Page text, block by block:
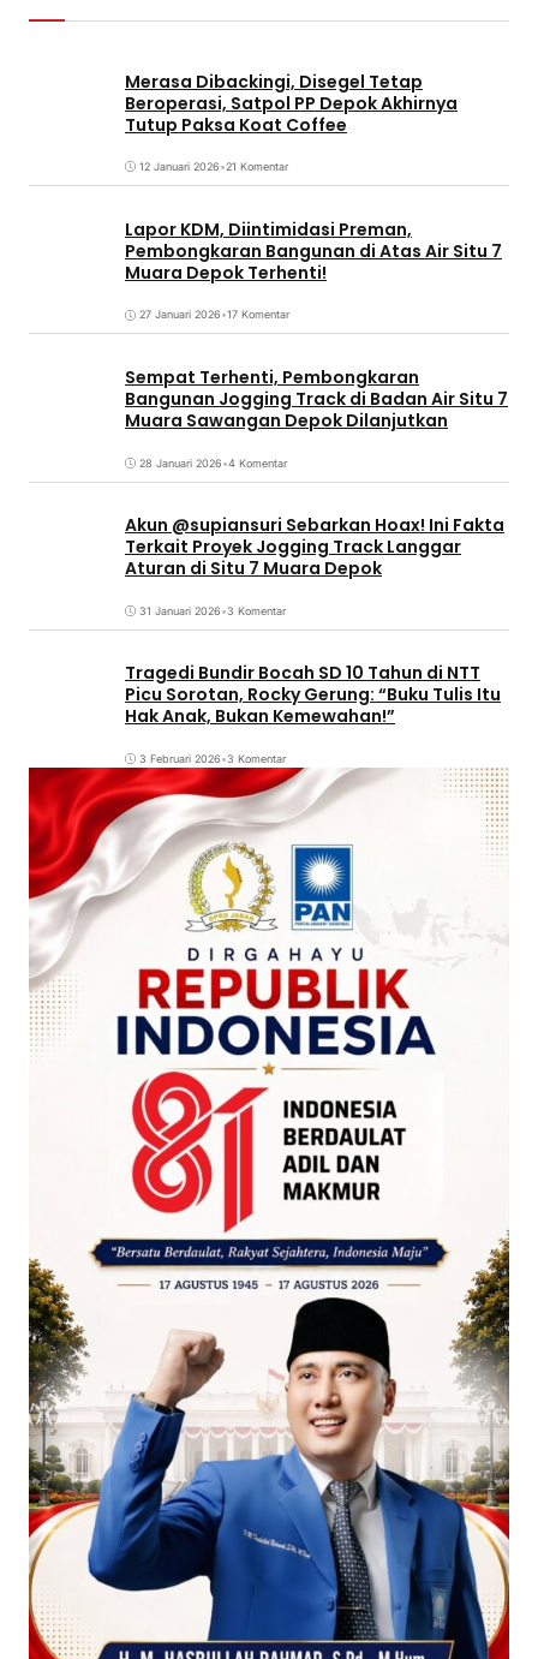
Merasa Dibackingi, Disegel Tetap
Beroperasi, Satpol PP Depok Akhirnya
Tutup Paksa Koat Coffee
12 Januari 2026•21 Komentar
Lapor KDM, Diintimidasi Preman,
Pembongkaran Bangunan di Atas Air Situ 7
Muara Depok Terhenti!
27 Januari 2026•17 Komentar
Sempat Terhenti, Pembongkaran
Bangunan Jogging Track di Badan Air Situ 7
Muara Sawangan Depok Dilanjutkan
28 Januari 2026•4 Komentar
Akun @supiansuri Sebarkan Hoax! Ini Fakta
Terkait Proyek Jogging Track Langgar
Aturan di Situ 7 Muara Depok
31 Januari 2026•3 Komentar
Tragedi Bundir Bocah SD 10 Tahun di NTT
Picu Sorotan, Rocky Gerung: “Buku Tulis Itu
Hak Anak, Bukan Kemewahan!”
3 Februari 2026•3 Komentar